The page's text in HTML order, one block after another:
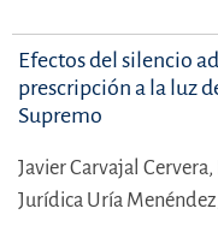
Efectos del silencio
prescripción a la luz
Supremo
Javier Carvajal Cervera,
Jurídica Uría